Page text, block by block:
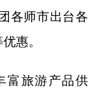
各师市出台各
惠。
旅游产品供